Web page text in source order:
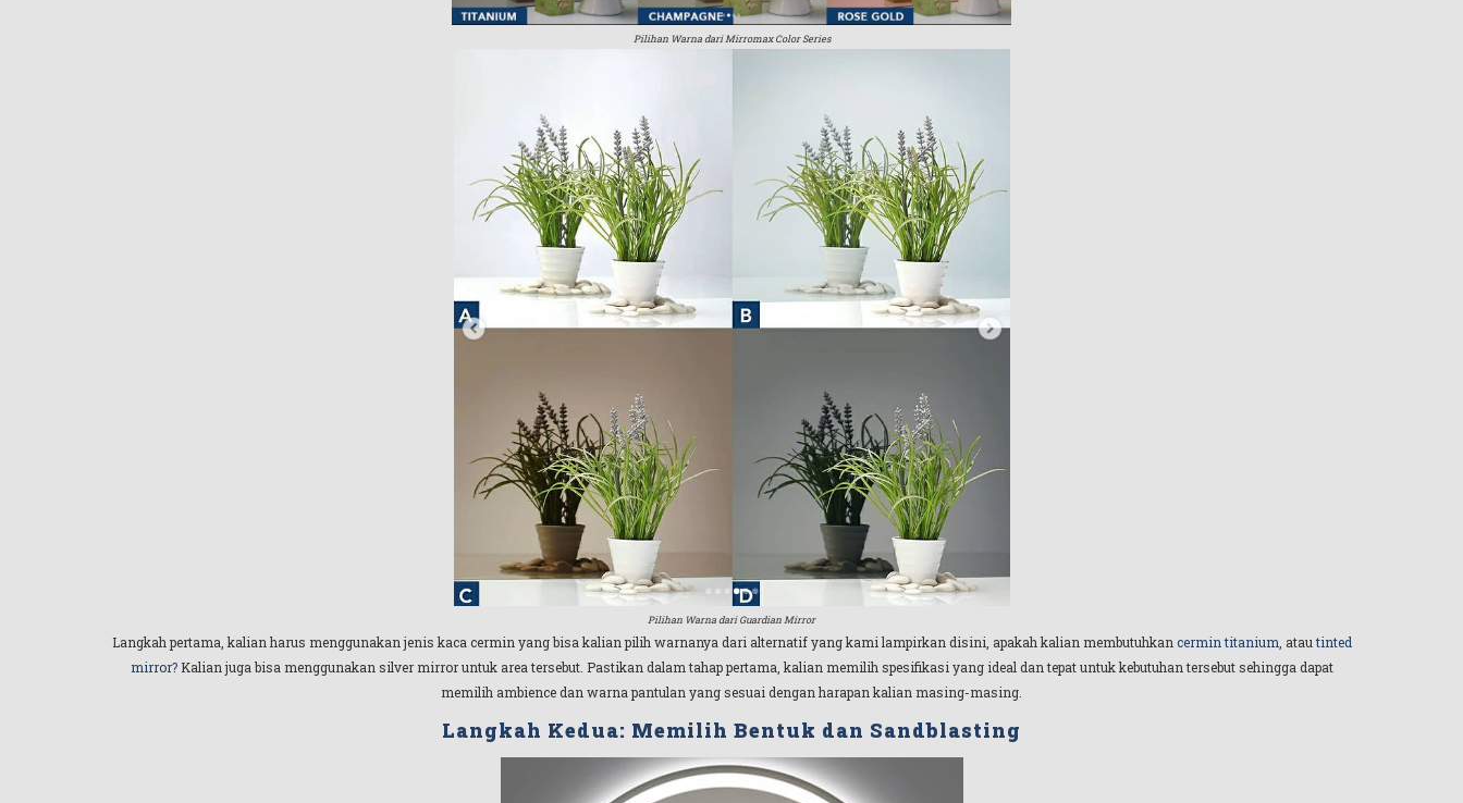
Pilihan Warna dari Mirromax Color Series
Pilihan Warna dari Guardian Mirror
Langkah pertama, kalian harus menggunakan jenis kaca cermin yang bisa kalian pilih warnanya dari alternatif yang kami lampirkan disini, apakah kalian membutuhkan cermin titanium , atautinted
mirror?Kalian juga bisa menggunakan silver mirror untuk area tersebut. Pastikan dalam tahap pertama, kalian memilih spesifikasi yang ideal dan tepat untuk kebutuhan tersebut sehingga dapat
memilih ambience dan warna pantulan yang sesuai dengan harapan kalian masing-masing.
Langkah Kedua: Memilih Bentuk dan Sandblasting